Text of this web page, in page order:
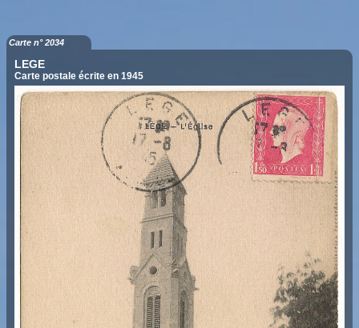
Carte n° 2034
LEGE
Carte postale écrite en 1945